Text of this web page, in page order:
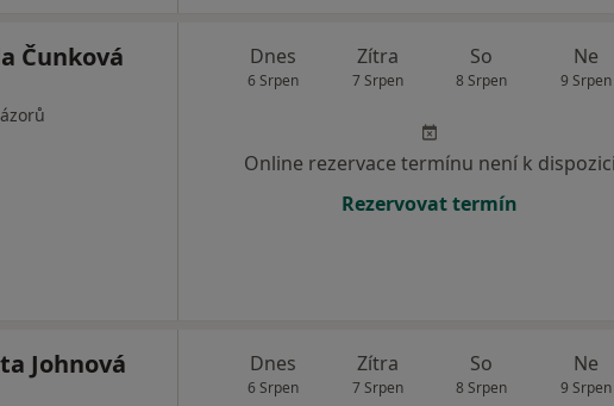
Čunková Dnes
6 Srpen
Zítra
7 Srpen
So
8 Srpen
Ne
9 Srpen
Online rezervace termínu není k dispozici
Rezervovat termín
Johnová Dnes
6 Srpen
Zítra
7 Srpen
So
8 Srpen
Ne
9 Srpen